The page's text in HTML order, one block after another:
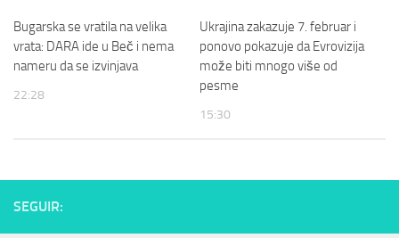
Bugarska se vratila na velika
vrata: DARA ide u Beč i nema
nameru da se izvinjava
22:28
Ukrajina zakazuje 7. februar i
ponovo pokazuje da Evrovizija
može biti mnogo više od
pesme
15:30
SEGUIR: